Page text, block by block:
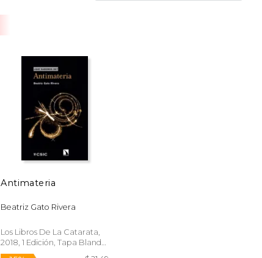
Antimateria
Beatriz Gato Rivera
Los Libros De La Catarata,
2018, 1 Edición, Tapa Blanda,
Nuevo